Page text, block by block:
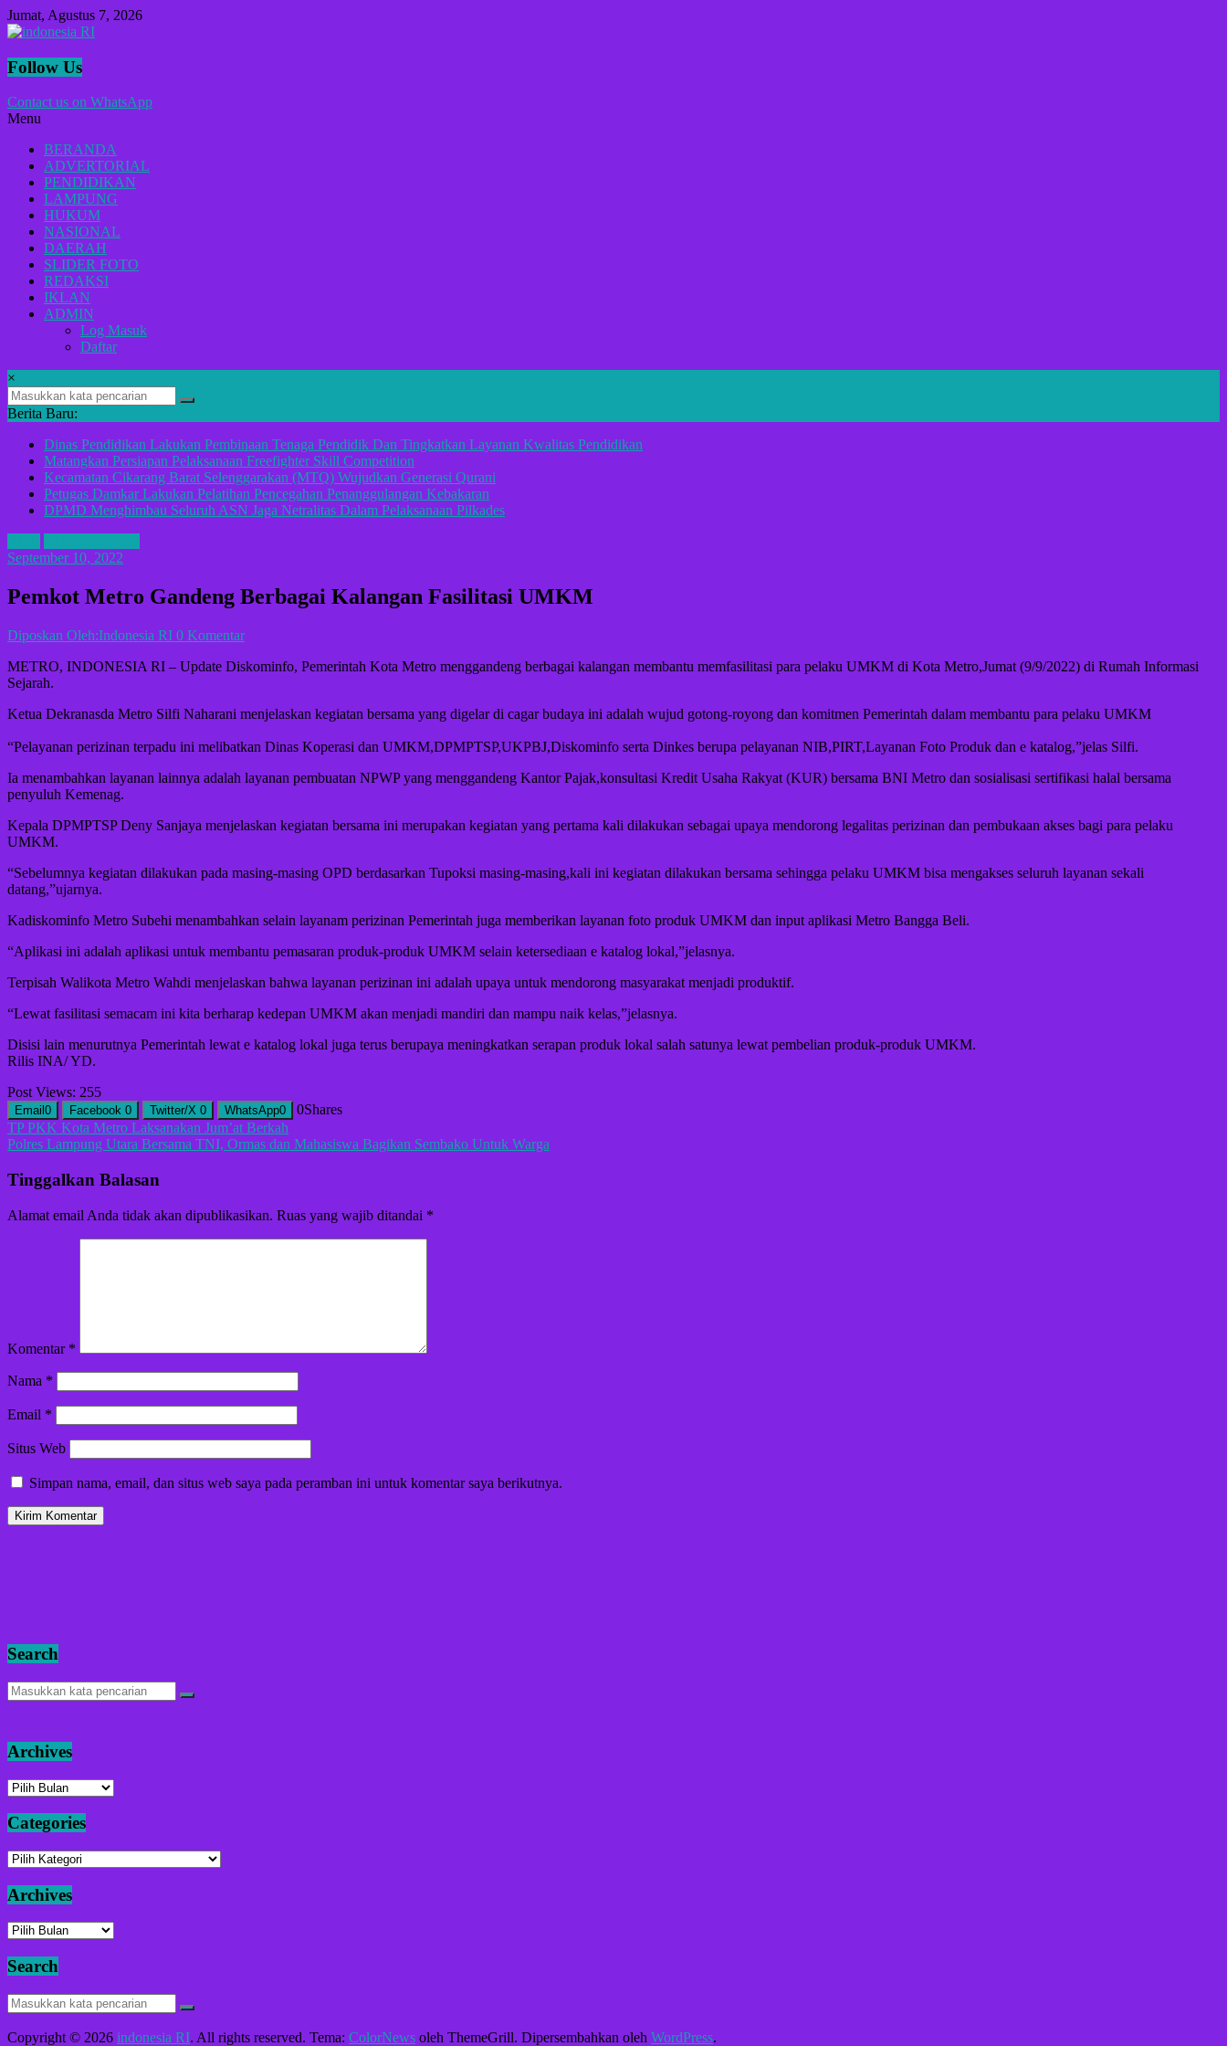
Lompat
ke
Jumat, Agustus 7, 2026
indonesia
Lugas
Menyikap
Berita,Terpercaya
Dan
Tegas
Follow Us
Contact us on WhatsApp
Menu
BERANDA
ADVERTORIAL
PENDIDIKAN
LAMPUNG
HUKUM
NASIONAL
DAERAH
SLIDER FOTO
REDAKSI
IKLAN
ADMIN
Log Masuk
Daftar
×
Berita Baru:
Dinas Pendidikan Lakukan Pembinaan Tenaga Pendidik Dan Tingkatkan Layanan Kwalitas Pendidikan
Matangkan Persiapan Pelaksanaan Freefighter Skill Competition
Kecamatan Cikarang Barat Selenggarakan (MTQ) Wujudkan Generasi Qurani
Petugas Damkar Lakukan Pelatihan Pencegahan Penanggulangan Kebakaran
DPMD Menghimbau Seluruh ASN Jaga Netralitas Dalam Pelaksanaan Pilkades
September 10, 2022
Pemkot Metro Gandeng Berbagai Kalangan Fasilitasi UMKM
Diposkan Oleh:Indonesia RI 0 Komentar
METRO, INDONESIA RI – Update Diskominfo, Pemerintah Kota Metro menggandeng berbagai kalangan membantu memfasilitasi para pelaku UMKM di Kota Metro,Jumat (9/9/2022) di Rumah Informasi
Sejarah.
Ketua Dekranasda Metro Silfi Naharani menjelaskan kegiatan bersama yang digelar di cagar budaya ini adalah wujud gotong-royong dan komitmen Pemerintah dalam membantu para pelaku UMKM
“Pelayanan perizinan terpadu ini melibatkan Dinas Koperasi dan UMKM,DPMPTSP,UKPBJ,Diskominfo serta Dinkes berupa pelayanan NIB,PIRT,Layanan Foto Produk dan e katalog,”jelas Silfi.
Ia menambahkan layanan lainnya adalah layanan pembuatan NPWP yang menggandeng Kantor Pajak,konsultasi Kredit Usaha Rakyat (KUR) bersama BNI Metro dan sosialisasi sertifikasi halal bersama
penyuluh Kemenag.
Kepala DPMPTSP Deny Sanjaya menjelaskan kegiatan bersama ini merupakan kegiatan yang pertama kali dilakukan sebagai upaya mendorong legalitas perizinan dan pembukaan akses bagi para pelaku
UMKM.
“Sebelumnya kegiatan dilakukan pada masing-masing OPD berdasarkan Tupoksi masing-masing,kali ini kegiatan dilakukan bersama sehingga pelaku UMKM bisa mengakses seluruh layanan sekali
datang,”ujarnya.
Kadiskominfo Metro Subehi menambahkan selain layanam perizinan Pemerintah juga memberikan layanan foto produk UMKM dan input aplikasi Metro Bangga Beli.
“Aplikasi ini adalah aplikasi untuk membantu pemasaran produk-produk UMKM selain ketersediaan e katalog lokal,”jelasnya.
Terpisah Walikota Metro Wahdi menjelaskan bahwa layanan perizinan ini adalah upaya untuk mendorong masyarakat menjadi produktif.
“Lewat fasilitasi semacam ini kita berharap kedepan UMKM akan menjadi mandiri dan mampu naik kelas,”jelasnya.
Disisi lain menurutnya Pemerintah lewat e katalog lokal juga terus berupaya meningkatkan serapan produk lokal salah satunya lewat pembelian produk-produk UMKM.
Rilis INA/ YD.
Post Views: 255
Email 0 Facebook 0 Twitter/X 0 WhatsApp0 0Shares
Navigasi
pos
TP PKK Kota Metro Laksanakan Jum’at Berkah
Polres Lampung Utara Bersama TNI, Ormas dan Mahasiswa Bagikan Sembako Untuk Warga
Tinggalkan Balasan
Alamat email Anda tidak akan dipublikasikan. Ruas yang wajib ditandai *
Komentar *
Nama *
Email *
Situs Web
Simpan nama, email, dan situs web saya pada peramban ini untuk komentar saya berikutnya.
Search
Archives
Archives
Categories
Categories
Archives
Archives
Search
Copyright © 2026 indonesia RI. All rights reserved. Tema: ColorNews oleh ThemeGrill. Dipersembahkan oleh WordPress.